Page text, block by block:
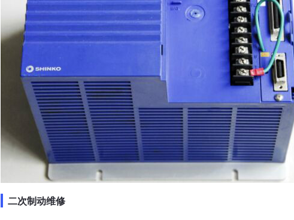
二次制动维修